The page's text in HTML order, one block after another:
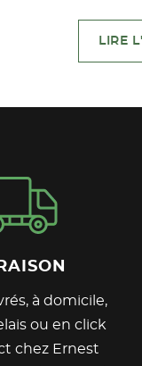
LIRE
à domicile,
ou en click
chez Ernest